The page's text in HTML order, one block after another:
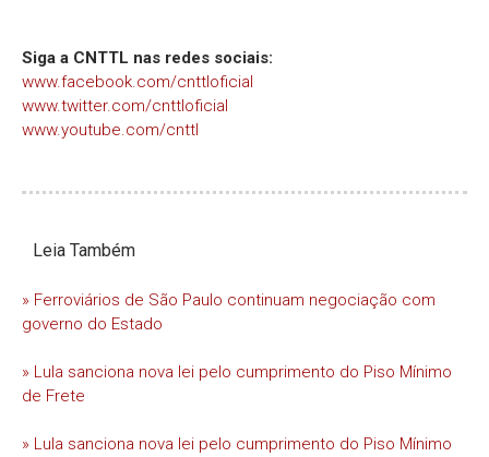
Siga a CNTTL nas redes sociais:
www.facebook.com/cnttloficial
www.twitter.com/cnttloficial
www.youtube.com/cnttl
Leia Também
» Ferroviários de São Paulo continuam negociação com
governo do Estado
» Lula sanciona nova lei pelo cumprimento do Piso Mínimo
de Frete
» Lula sanciona nova lei pelo cumprimento do Piso Mínimo